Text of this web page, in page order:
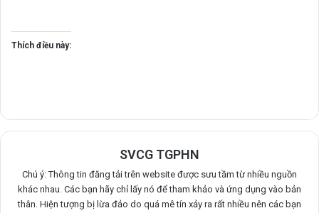
Thích điều này:
SVCG TGPHN
Chú ý: Thông tin đăng tải trên website được sưu tầm từ nhiều nguồn
khác nhau. Các bạn hãy chỉ lấy nó để tham khảo và ứng dụng vào bản
thân. Hiện tượng bị lừa đảo do quá mê tín xảy ra rất nhiều nên các bạn